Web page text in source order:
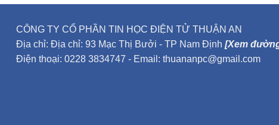
CÔNG TY CỔ PHẦN TIN HỌC ĐIỆN TỬ THUẬN AN
Địa chỉ: Địa chỉ: 93 Mạc Thị Bưởi - TP Nam Định [Xem
Điện thoại: 0228 3834747 - Email: thuananpc@gmail.com